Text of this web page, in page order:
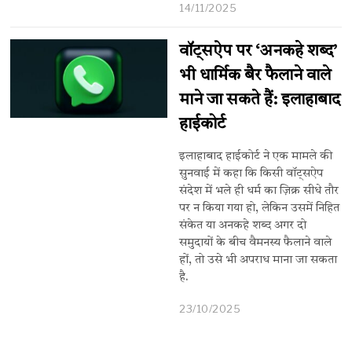
14/11/2025
वॉट्सऐप पर ‘अनकहे शब्द’
भी धार्मिक बैर फैलाने वाले
माने जा सकते हैं: इलाहाबाद
हाईकोर्ट
इलाहाबाद हाईकोर्ट ने एक मामले की
सुनवाई में कहा कि किसी वॉट्सऐप
संदेश में भले ही धर्म का ज़िक्र सीधे तौर
पर न किया गया हो, लेकिन उसमें निहित
संकेत या अनकहे शब्द अगर दो
समुदायों के बीच वैमनस्य फैलाने वाले
हों, तो उसे भी अपराध माना जा सकता
है.
23/10/2025